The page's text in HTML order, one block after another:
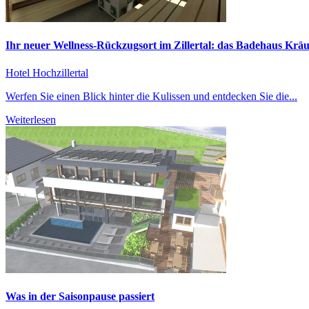
Ihr neuer Wellness-Rückzugsort im Zillertal: das Badehaus
Hotel Hochzillertal
Werfen Sie einen Blick hinter die Kulissen und entdecken Sie die...
Weiterlesen
Was in der Saisonpause passiert